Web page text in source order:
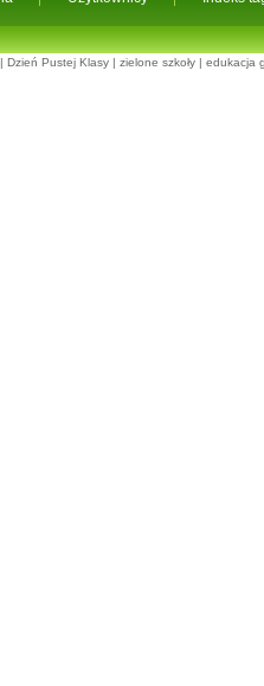
| Dzień Pustej Klasy | zielone szkoły | edukacja